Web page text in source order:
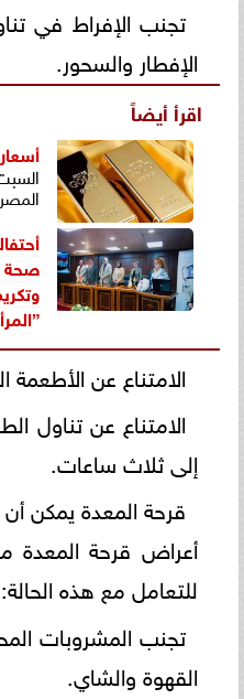
تجنب الإفراط في
الإفطار والسحور.
اقرأ أيضاً
صحة
الامتناع عن الأطعمة
الامتناع عن تناول
إلى ثلاث ساعات.
قرحة المعدة يمكن
أعراض قرحة المعدة
للتعامل مع هذه الحالة:
تجنب المشروبات
القهوة والشاي.